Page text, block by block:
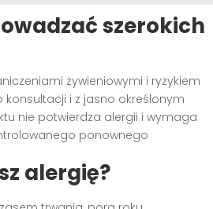
szerokich
żywieniowymi i ryzykiem
i z jasno określonym
nie potwierdza alergii i wymaga
ponownego
alergię?